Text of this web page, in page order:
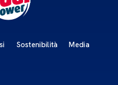
Sostenibilità Media